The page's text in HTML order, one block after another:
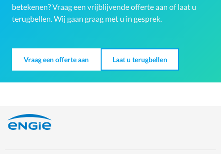
betekenen? Vraag een vrijblijvende offerte aan of laat u
terugbellen. Wij gaan graag met u in gesprek.
Vraag een offerte aan Laat u terugbellen